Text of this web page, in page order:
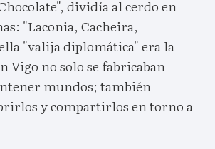
dividía al cerdo en
"Laconia, Cacheira,
"valija diplomática" era la
Vigo no solo se fabricaban
mundos; también
y compartirlos en torno a